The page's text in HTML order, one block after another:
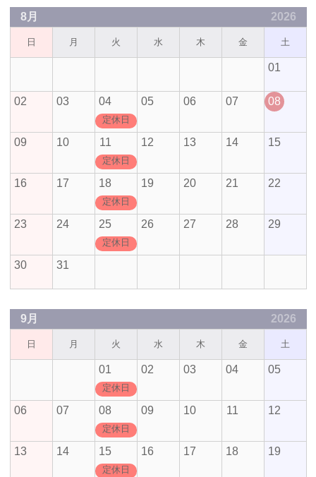
8月 2026
日 月 火 水 木 金 土
01
02 03 04
定休日
05 06 07 08
09 10 11
定休日
12 13 14 15
16 17 18
定休日
19 20 21 22
23 24 25
定休日
26 27 28 29
30 31
9月 2026
日 月 火 水 木 金 土
01
定休日
02 03 04 05
06 07 08
定休日
09 10 11 12
13 14 15
定休日
16 17 18 19